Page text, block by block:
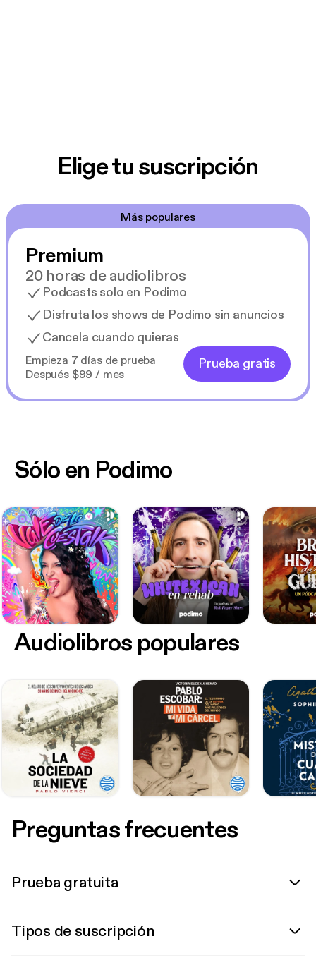
Elige tu suscripción
Más populares
Premium
20 horas de audiolibros
Podcasts solo en Podimo
Disfruta los shows de Podimo sin anuncios
Cancela cuando quieras
Empieza 7 días de prueba
Después $99 / mes
Prueba gratis
Sólo en Podimo
Audiolibros populares
Preguntas frecuentes
Prueba gratuita
Tipos de suscripción